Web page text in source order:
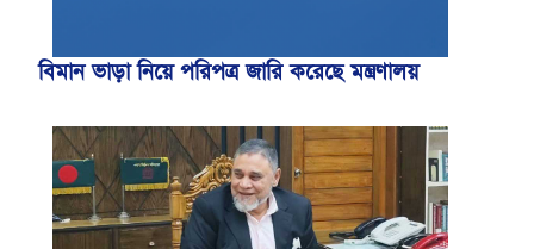
বিমান ভাড়া নিয়ে পরিপত্র জারি করেছে মন্ত্রণালয়